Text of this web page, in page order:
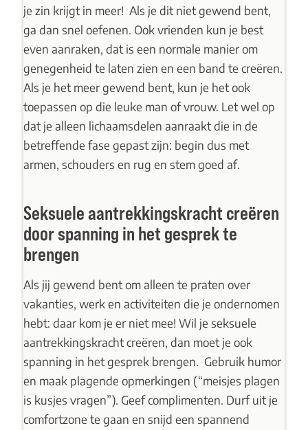
je zin krijgt in meer! Als je dit niet gewend bent,
ga dan snel oefenen. Ook vrienden kun je best
even aanraken, dat is een normale manier om
genegenheid te laten zien en een band te creëren.
Als je het meer gewend bent, kun je het ook
toepassen op die leuke man of vrouw. Let wel op
dat je alleen lichaamsdelen aanraakt die in de
betreffende fase gepast zijn: begin dus met
armen, schouders en rug en stem goed af.
Seksuele aantrekkingskracht creëren
door spanning in het gesprek te
brengen
Als jij gewend bent om alleen te praten over
vakanties, werk en activiteiten die je ondernomen
hebt: daar kom je er niet mee! Wil je seksuele
aantrekkingskracht creëren, dan moet je ook
spanning in het gesprek brengen. Gebruik humor
en maak plagende opmerkingen (“meisjes plagen
is kusjes vragen”). Geef complimenten. Durf uit je
comfortzone te gaan en snijd een spannend